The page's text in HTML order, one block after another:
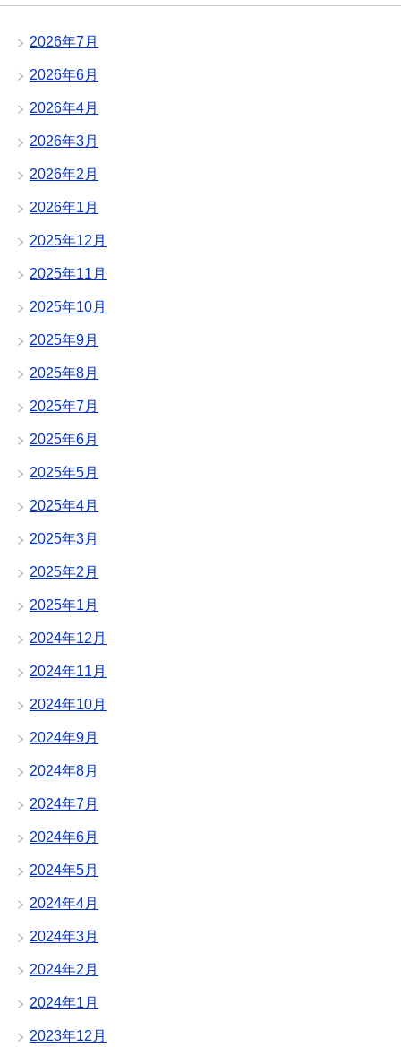
2026年7月
2026年6月
2026年4月
2026年3月
2026年2月
2026年1月
2025年12月
2025年11月
2025年10月
2025年9月
2025年8月
2025年7月
2025年6月
2025年5月
2025年4月
2025年3月
2025年2月
2025年1月
2024年12月
2024年11月
2024年10月
2024年9月
2024年8月
2024年7月
2024年6月
2024年5月
2024年4月
2024年3月
2024年2月
2024年1月
2023年12月